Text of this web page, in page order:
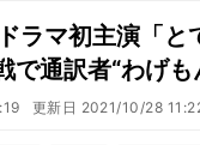
ラマ初主演「と
で通訳者“わげも
更新日 2021/10/28